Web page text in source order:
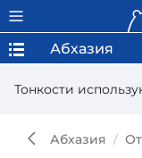
Тонкости
Абхазия
Абхазия